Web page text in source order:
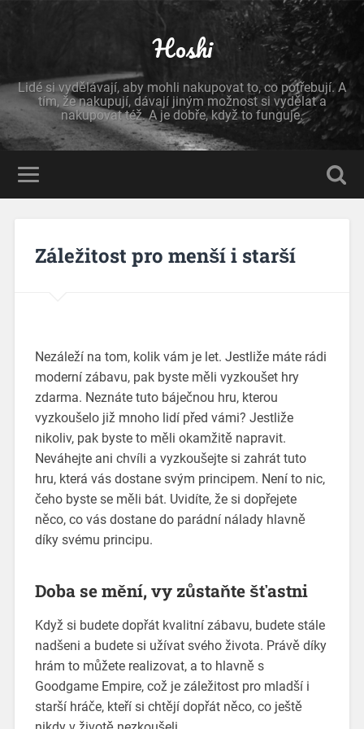
Hoshi
Lidé si vydělávají, aby mohli nakupovat to, co potřebují. A
tím, že nakupují, dávají jiným možnost si vydělat a
nakupovat též. A je dobře, když to funguje.
Záležitost pro menší i starší
Nezáleží na tom, kolik vám je let. Jestliže máte rádi
moderní zábavu, pak byste měli vyzkoušet hry
zdarma. Neznáte tuto báječnou hru, kterou
vyzkoušelo již mnoho lidí před vámi? Jestliže
nikoliv, pak byste to měli okamžitě napravit.
Neváhejte ani chvíli a vyzkoušejte si zahrát tuto
hru, která vás dostane svým principem. Není to nic,
čeho byste se měli bát. Uvidíte, že si dopřejete
něco, co vás dostane do parádní nálady hlavně
díky svému principu.
Doba se mění, vy zůstaňte šťastni
Když si budete dopřát kvalitní zábavu, budete stále
nadšeni a budete si užívat svého života. Právě díky
hrám to můžete realizovat, a to hlavně s
Goodgame Empire, což je záležitost pro mladší i
starší hráče, kteří si chtějí dopřát něco, co ještě